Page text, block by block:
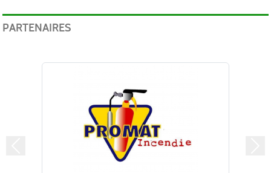
PARTENAIRES